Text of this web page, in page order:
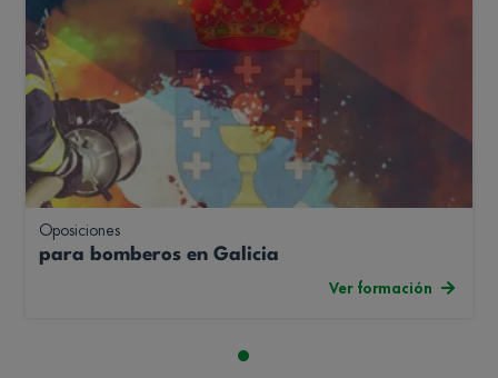
Oposiciones
para bomberos en Galicia
Ver formación